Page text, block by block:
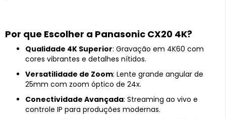
Por que Escolher a Panasonic CX20 4K?
Qualidade 4K Superior: Gravação em 4K60 com
cores vibrantes e detalhes nítidos.
Versatilidade de Zoom: Lente grande angular de
25mm com zoom óptico de 24x.
Conectividade Avançada: Streaming ao vivo e
controle IP para produções modernas.